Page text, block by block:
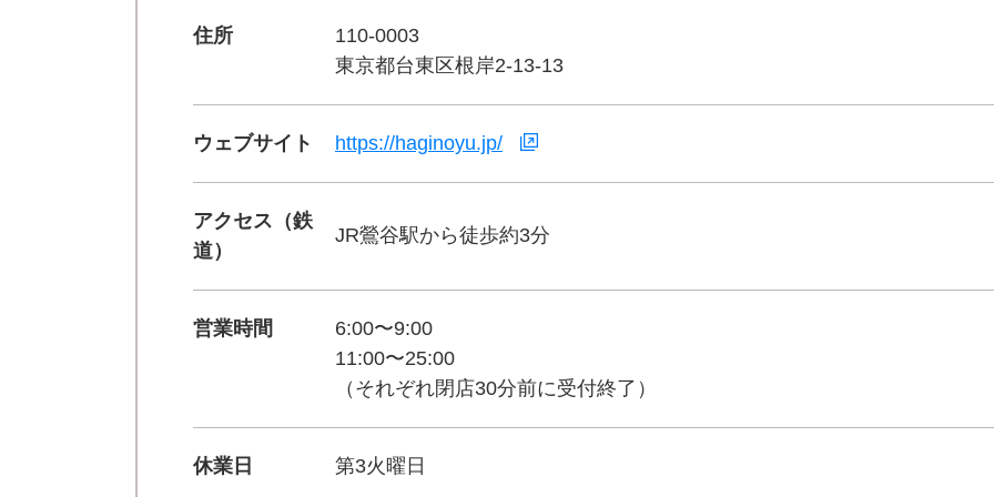
住所
110-0003
東京都台東区根岸2-13-13
ウェブサイト https://haginoyu.jp/
アクセス（鉄
道）
JR鶯谷駅から徒歩約3分
営業時間
6:00〜9:00
11:00〜25:00
（それぞれ閉店30分前に受付終了）
休業日 第3火曜日